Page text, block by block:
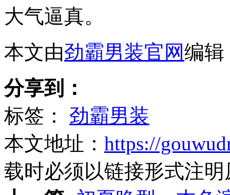
大气逼真。
本文由劲霸男装官网编辑
分享到：
标签： 劲霸男装
本文地址： https://
载时必须以链接形式注